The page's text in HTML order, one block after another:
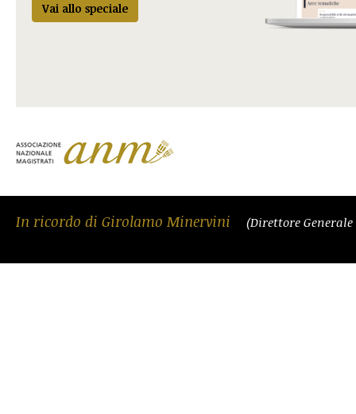
Vai allo speciale
In ricordo di Girolamo Minervini (Direttore